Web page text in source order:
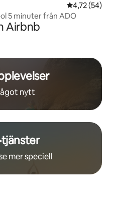
4,72 av 5 i
4,72 (54)
5 minuter från ADO
Airbnb
nytt
mer speciell